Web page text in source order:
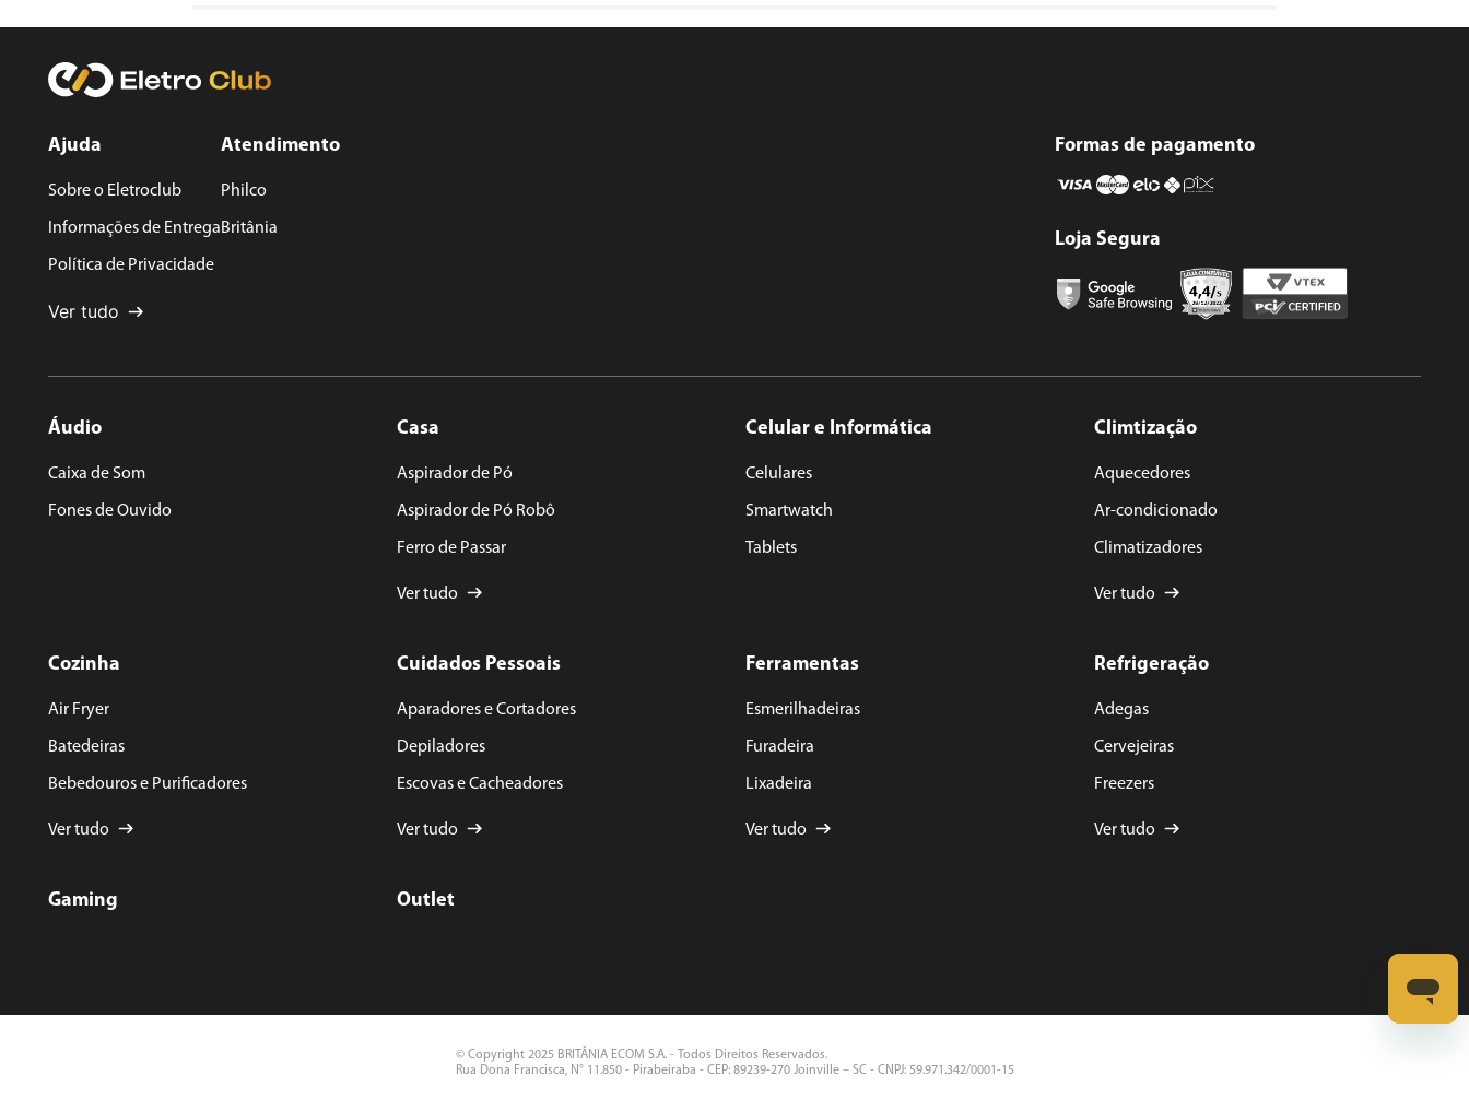
★★
Ajuda
Sobre o Eletroclub
Informações de Entrega
Política de Privacidade
Ver tudo
Atendimento
Philco
Britânia
Formas de pagamento
Loja Segura
Áudio
Caixa de Som
Fones de Ouvido
Casa
Aspirador de Pó
Aspirador de Pó Robô
Ferro de Passar
Ver tudo
Celular e Informática
Celulares
Smartwatch
Tablets
Climtização
Aquecedores
Ar-condicionado
Climatizadores
Ver tudo
Cozinha
Air Fryer
Batedeiras
Bebedouros e Purificadores
Ver tudo
Cuidados Pessoais
Aparadores e Cortadores
Depiladores
Escovas e Cacheadores
Ver tudo
Ferramentas
Esmerilhadeiras
Furadeira
Lixadeira
Ver tudo
Refrigeração
Adegas
Cervejeiras
Freezers
Ver tudo
Gaming Outlet
©️ Copyright 2025 BRITÂNIA ECOM S.A. - Todos Direitos Reservados.
Rua Dona Francisca, N° 11.850 - Pirabeiraba - CEP: 89239-270 Joinville – SC - CNPJ: 59.971.342/0001-15